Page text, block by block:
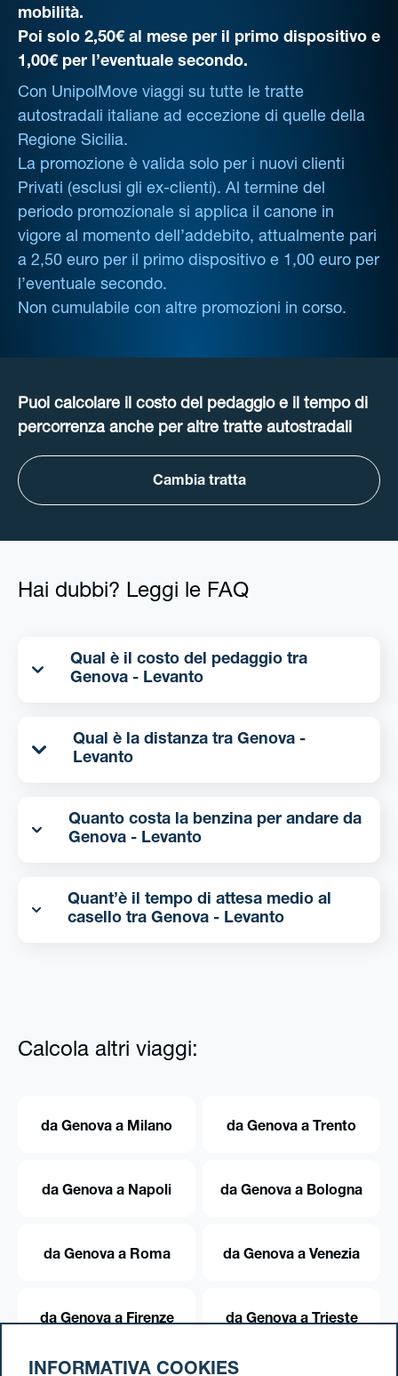
mobilità.
Poi solo 2,50€ al mese per il primo dispositivo e
1,00€ per l’eventuale secondo.
Con UnipolMove viaggi su tutte le tratte
autostradali italiane ad eccezione di quelle della
Regione Sicilia.
La promozione è valida solo per i nuovi clienti
Privati (esclusi gli ex-clienti). Al termine del
periodo promozionale si applica il canone in
vigore al momento dell’addebito, attualmente pari
a 2,50 euro per il primo dispositivo e 1,00 euro per
l’eventuale secondo.
Non cumulabile con altre promozioni in corso.
Puoi calcolare il costo del pedaggio e il tempo di
percorrenza anche per altre tratte autostradali
Cambia tratta
Hai dubbi? Leggi le FAQ
Qual è il costo del pedaggio tra
Genova - Levanto
Qual è la distanza tra Genova -
Levanto
Quanto costa la benzina per andare da
Genova - Levanto
Quant’è il tempo di attesa medio al
casello tra Genova - Levanto
Calcola altri viaggi:
da Genova a Milano da Genova a Trento
da Genova a Napoli da Genova a Bologna
da Genova a Roma da Genova a Venezia
da Genova a Firenze da Genova a Trieste
INFORMATIVA COOKIES